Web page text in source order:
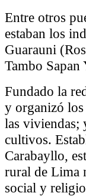
Entre otros
estaban los
Guarauni
Tambo
Fundado la
y organizó los
las viviendas;
cultivos.
Carabayllo,
rural de Lima
social y